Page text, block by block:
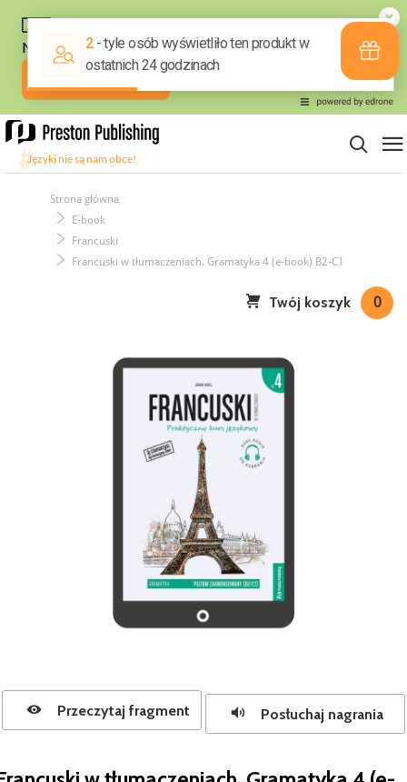
Strona główna
E-book
Francuski
Francuski w tłumaczeniach. Gramatyka 4 (e-book) B2-C1
Twój koszyk 0
Przeczytaj fragment Posłuchaj nagrania